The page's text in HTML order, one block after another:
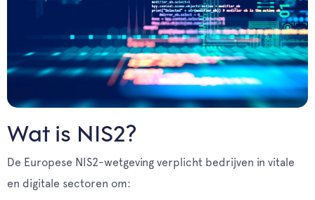
Wat is NIS2?
De Europese NIS2-wetgeving verplicht bedrijven in vitale
en digitale sectoren om: